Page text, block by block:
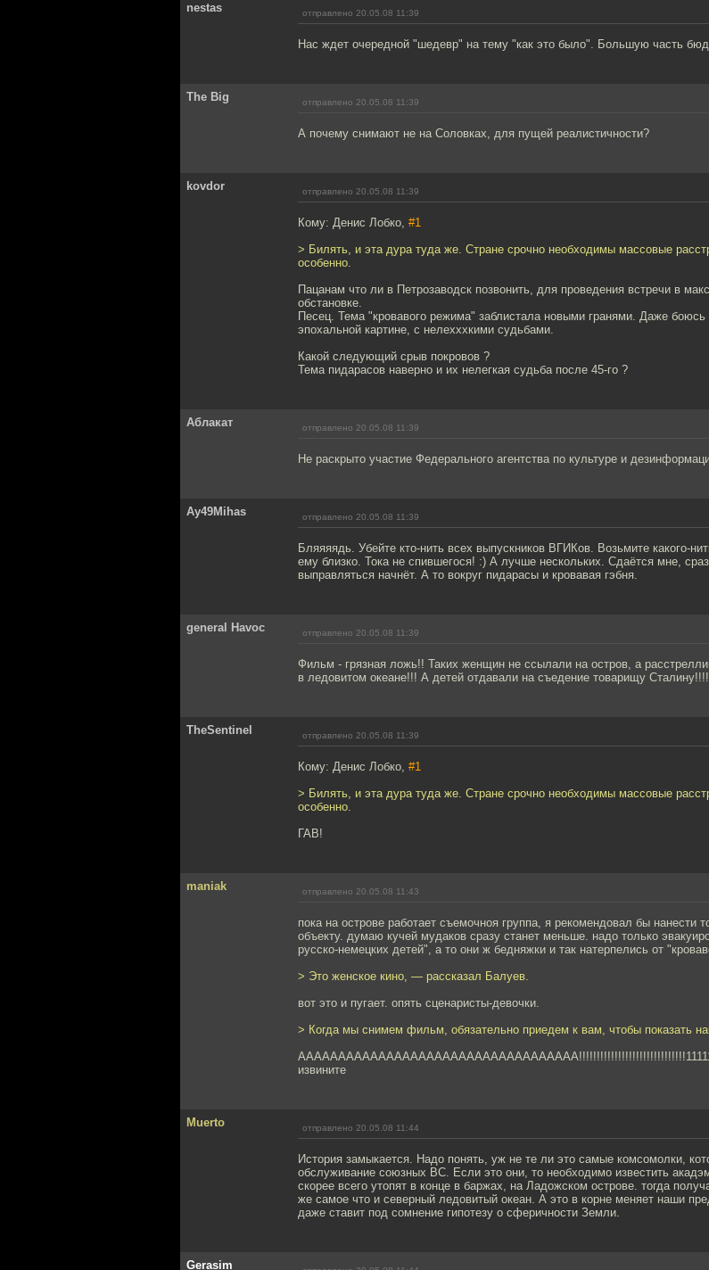
nestas отправлено 20.05.08 11:39
Нас ждет очередной "шедевр" на тему "как это было". Большую часть
The Big отправлено 20.05.08 11:39
А почему снимают не на Соловках, для пущей реалистичности?
kovdor отправлено 20.05.08 11:39
Кому: Денис Лобко, #1
> Билять, и эта дура туда же. Стране срочно необходимы массовые
особенно.
Пацанам что ли в Петрозаводск позвонить, для проведения встречи в
обстановке.
Песец. Тема "кровавого режима" заблистала новыми гранями. Даже боюсь
эпохальной картине, с нелехххкими судьбами.
Какой следующий срыв покровов ?
Тема пидарасов наверно и их нелегкая судьба после 45-го ?
Аблакат отправлено 20.05.08 11:39
Не раскрыто участие Федерального агентства по культуре и
Ay49Mihas отправлено 20.05.08 11:39
Бляяяядь. Убейте кто-нить всех выпускников ВГИКов. Возьмите какого-
ему близко. Тока не спившегося! :) А лучше нескольких. Сдаётся мне,
выправляться начнёт. А то вокруг пидарасы и кровавая гэбня.
general Havoc отправлено 20.05.08 11:39
Фильм - грязная ложь!! Таких женщин не ссылали на остров, а
в ледовитом океане!!! А детей отдавали на съедение товарищу Сталину!!!!
TheSentinel отправлено 20.05.08 11:39
Кому: Денис Лобко, #1
> Билять, и эта дура туда же. Стране срочно необходимы массовые
особенно.
ГАВ!
maniak отправлено 20.05.08 11:43
пока на острове работает съемочноя группа, я рекомендовал бы нанести
объекту. думаю кучей мудаков сразу станет меньше. надо только
русско-немецких детей", а то они ж бедняжки и так натерпелись от
> Это женское кино, — рассказал Балуев.
вот это и пугает. опять сценаристы-девочки.
> Когда мы снимем фильм, обязательно приедем к вам, чтобы показать
извините
Muerto отправлено 20.05.08 11:44
История замыкается. Надо понять, уж не те ли это самые комсомолки,
обслуживание союзных ВС. Если это они, то необходимо известить
скорее всего утопят в конце в баржах, на Ладожском острове. тогда
же самое что и северный ледовитый океан. А это в корне меняет наши
даже ставит под сомнение гипотезу о сферичности Земли.
Gerasim